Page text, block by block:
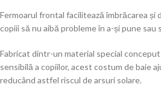
Fermoarul frontal facilitează îmbrăcarea și
copiii să nu aibă probleme în a-și pune sau
Fabricat dintr-un material special
sensibilă a copiilor, acest costum de baie
reducând astfel riscul de arsuri solare.